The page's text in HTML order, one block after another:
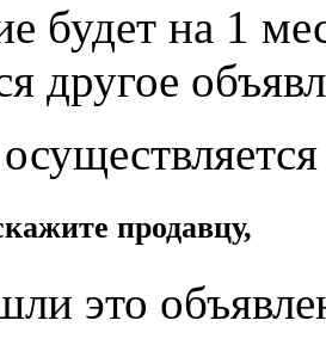
будет на 1
другое
продавцу,
это